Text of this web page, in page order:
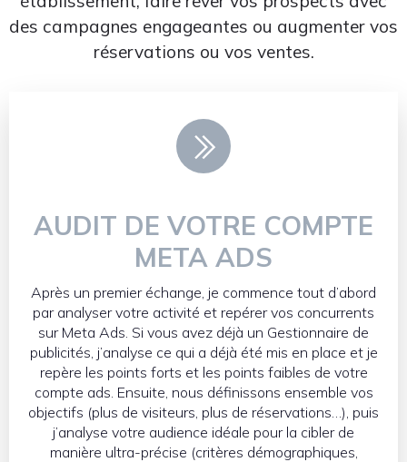
des campagnes engageantes ou augmenter vos
réservations ou vos ventes.
AUDIT DE VOTRE COMPTE
META ADS
Après un premier échange, je commence tout d’abord
par analyser votre activité et repérer vos concurrents
sur Meta Ads. Si vous avez déjà un Gestionnaire de
publicités, j’analyse ce qui a déjà été mis en place et je
repère les points forts et les points faibles de votre
compte ads. Ensuite, nous définissons ensemble vos
objectifs (plus de visiteurs, plus de réservations…), puis
j’analyse votre audience idéale pour la cibler de
manière ultra-précise (critères démographiques,